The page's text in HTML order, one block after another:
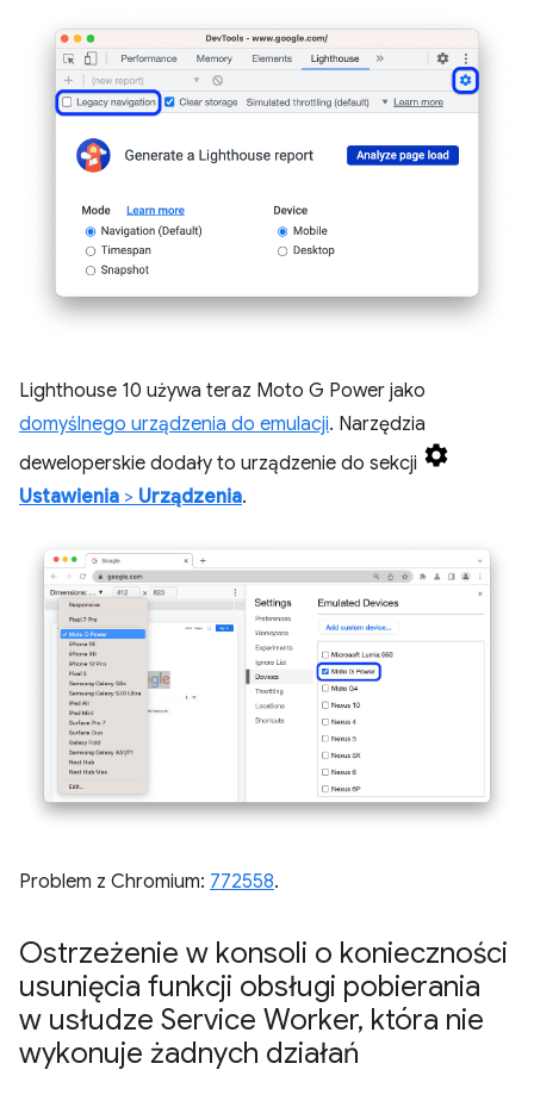
Lighthouse 10 używa teraz Moto G Power jako
domyślnego urządzenia do emulacji. Narzędzia
deweloperskie dodały to urządzenie do sekcji
Ustawienia > Urządzenia.
Problem z Chromium: 772558.
Ostrzeżenie w konsoli o konieczności
usunięcia funkcji obsługi pobierania
w usłudze Service Worker, która nie
wykonuje żadnych działań